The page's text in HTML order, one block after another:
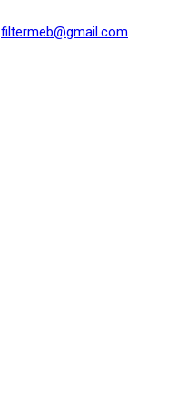
filtermeb@gmail.com